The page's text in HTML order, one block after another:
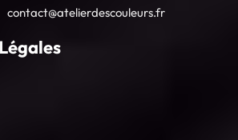
contact@atelierdescouleurs.fr